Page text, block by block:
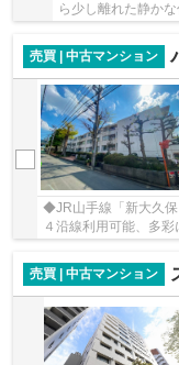
ら少し離れた静かな
売買 | 中古マンション
◆JR山手線「新大久
４沿線利用可能、多
売買 | 中古マンション